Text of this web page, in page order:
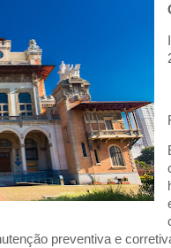
preventiva e